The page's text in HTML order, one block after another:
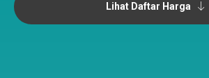
Lihat Daftar Harga